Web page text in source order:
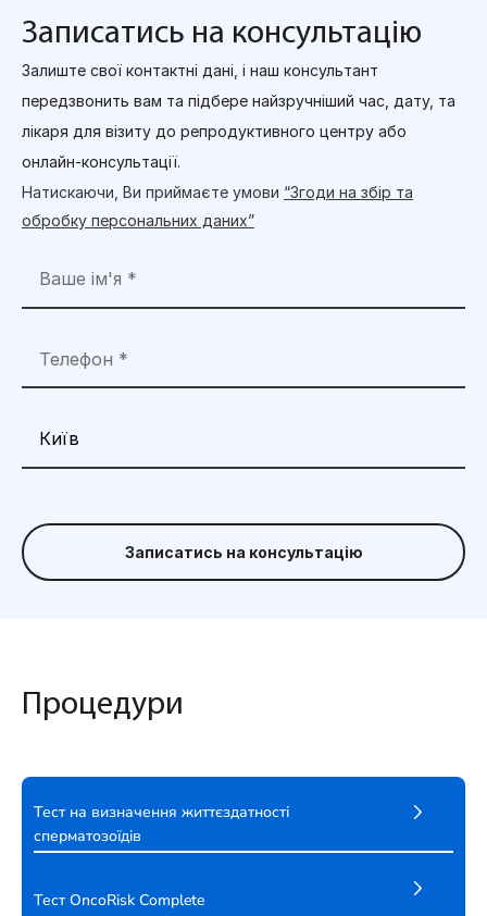
Записатись на консультацію
Залиште свої контактні дані, і наш консультант
передзвонить вам та підбере найзручніший час, дату, та
лікаря для візиту до репродуктивного центру або
онлайн-консультації.
Натискаючи, Ви приймаєте умови “Згоди на збір та
обробку персональних даних”
Записатись на консультацію
Процедури
Тест на визначення життєздатності
сперматозоїдів
Тест OncoRisk Complete